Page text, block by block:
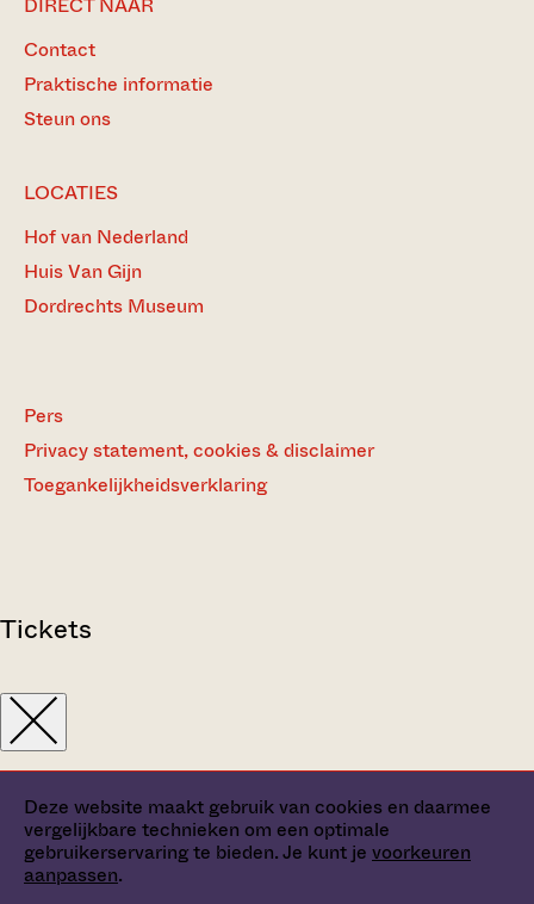
Deze website maakt gebruik van cookies en daarmee
vergelijkbare technieken om een optimale
gebruikerservaring te bieden. Je kunt je voorkeuren
aanpassen.
Contact
Praktische informatie
Steun ons
LOCATIES
Hof van Nederland
Huis Van Gijn
Dordrechts Museum
Pers
Privacy statement, cookies & disclaimer
Toegankelijkheidsverklaring
Tickets